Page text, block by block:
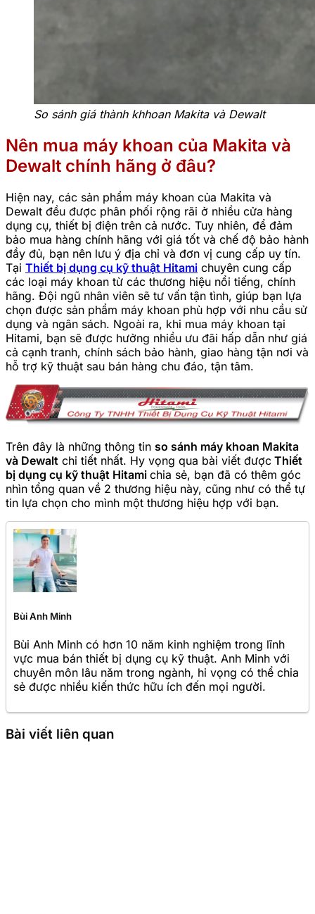
So sánh giá thành khhoan Makita và Dewalt
Nên mua máy khoan của Makita và
Dewalt chính hãng ở đâu?
Hiện nay, các sản phẩm máy khoan của Makita và
Dewalt đều được phân phối rộng rãi ở nhiều cửa hàng
dụng cụ, thiết bị điện trên cả nước. Tuy nhiên, để đảm
bảo mua hàng chính hãng với giá tốt và chế độ bảo hành
đầy đủ, bạn nên lưu ý địa chỉ và đơn vị cung cấp uy tín.
Tại Thiết bị dụng cụ kỹ thuật Hitami chuyên cung cấp
các loại máy khoan từ các thương hiệu nổi tiếng, chính
hãng. Đội ngũ nhân viên sẽ tư vấn tận tình, giúp bạn lựa
chọn được sản phẩm máy khoan phù hợp với nhu cầu sử
dụng và ngân sách. Ngoài ra, khi mua máy khoan tại
Hitami, bạn sẽ được hưởng nhiều ưu đãi hấp dẫn như giá
cả cạnh tranh, chính sách bảo hành, giao hàng tận nơi và
hỗ trợ kỹ thuật sau bán hàng chu đáo, tận tâm.
Trên đây là những thông tin so sánh máy khoan Makita
và Dewalt chi tiết nhất. Hy vọng qua bài viết được Thiết
bị dụng cụ kỹ thuật Hitami chia sẻ, bạn đã có thêm góc
nhìn tổng quan về 2 thương hiệu này, cũng như có thể tự
tin lựa chọn cho mình một thương hiệu hợp với bạn.
Bùi Anh Minh
Bùi Anh Minh có hơn 10 năm kinh nghiệm trong lĩnh
vực mua bán thiết bị dụng cụ kỹ thuật. Anh Minh với
chuyên môn lâu năm trong ngành, hi vọng có thể chia
sẻ được nhiều kiến thức hữu ích đến mọi người.
Bài viết liên quan